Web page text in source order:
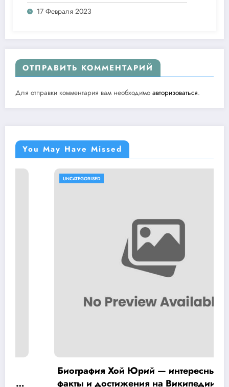
17 Февраля 2023
ОТПРАВИТЬ КОММЕНТАРИЙ
Для отправки комментария вам необходимо авторизоваться.
You May Have Missed
Биография Хой Юрий — интересные
факты и достижения на Википедии